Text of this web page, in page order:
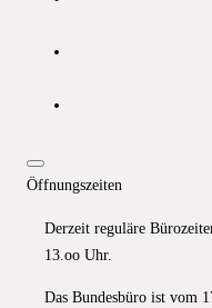
Öffnungszeiten
Derzeit reguläre
13.oo Uhr.
Das Bundesbüro ist vom